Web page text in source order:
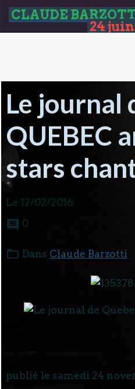
CLAUDE
24 juin
Le journal
QUEBEC
stars
Le 17/02/2016
0
Dans Claude Barzotti
publié le samedi 24